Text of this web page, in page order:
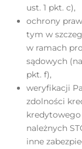
ust. 1 pkt. c),
ochrony
tym w
w ramach
sądowych
pkt. f),
weryfikacji
zdolności
kredytowego
należnych
inne